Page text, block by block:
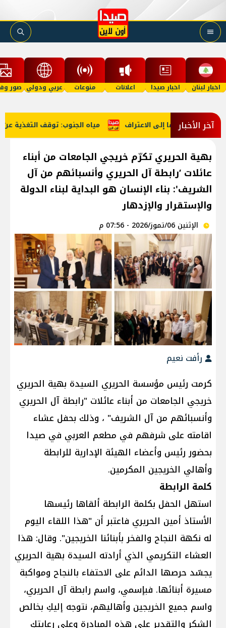
اخبار لبنان اخبار صيدا اعلانات منوعات عربي ودولي صور
آخر الأخبار مياه الجنوب: توقف التغذية عن صيدا إلى الاعتراف
بهية الحريري تكرّم خريجي الجامعات من أبناء
عائلات ‘رابطة آل الحريري وأنسبائهم من آل
الشريف': بناء الإنسان هو البداية لبناء الدولة
والإستقرار والإزدهار
الإثنين 06/تموز/2026 - 07:56 م
رأفت نعيم
كرمت رئيس مؤسسة الحريري السيدة بهية الحريري
خريجي الجامعات من أبناء عائلات "رابطة آل الحريري
وأنسبائهم من آل الشريف" ، وذلك بحفل عشاء
اقامته على شرفهم في مطعم العربي في صيدا
بحضور رئيس وأعضاء الهيئة الإدارية للرابطة
وأهالي الخريجين المكرمين.
كلمة الرابطة
استهل الحفل بكلمة الرابطة ألقاها رئيسها
الأستاذ أمين الحريري فاعتبر أن "هذا اللقاء اليوم
له نكهة النجاح والفخر بأبنائنا الخريجين". وقال: هذا
العشاء التكريمي الذي أرادته السيدة بهية الحريري
يجسّد حرصها الدائم على الاحتفاء بالنجاح ومواكبة
مسيرة أبنائها. فبإسمي، واسم رابطة آل الحريري،
واسم جميع الخريجين وأهاليهم، نتوجه إليكِ بخالص
الشكر والتقدير على هذه المبادرة وعلى رعايتكِ